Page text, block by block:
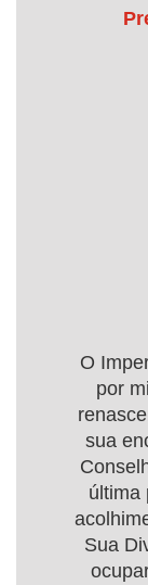
O
por
sua
última
Sua